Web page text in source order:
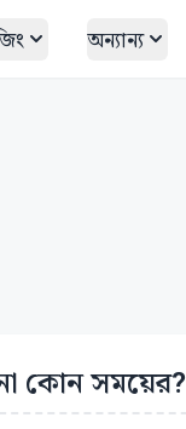
অন্যান্য
কোন সময়ের?